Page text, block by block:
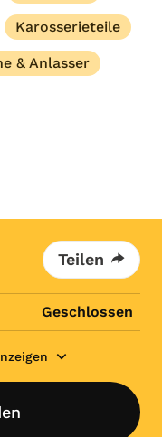
Karosserieteile
& Anlasser
Teilen
Geschlossen